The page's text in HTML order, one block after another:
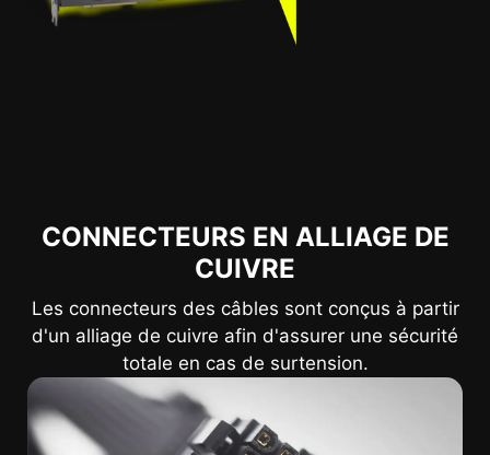
CONNECTEURS EN ALLIAGE DE
CUIVRE
Les connecteurs des câbles sont conçus à partir
d'un alliage de cuivre afin d'assurer une sécurité
totale en cas de surtension.